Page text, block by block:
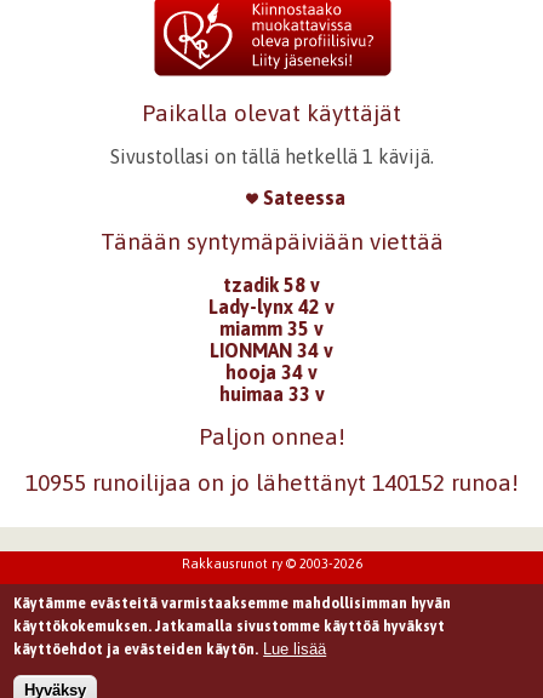
Paikalla olevat käyttäjät
Sivustollasi on tällä hetkellä 1 kävijä.
Sateessa
Tänään syntymäpäiviään viettää
tzadik 58 v
Lady-lynx 42 v
miamm 35 v
LIONMAN 34 v
hooja 34 v
huimaa 33 v
Paljon onnea!
10955 runoilijaa on jo lähettänyt 140152 runoa!
Rakkausrunot ry © 2003-2026
Käytämme evästeitä varmistaaksemme mahdollisimman hyvän
käyttökokemuksen. Jatkamalla sivustomme käyttöä hyväksyt
käyttöehdot ja evästeiden käytön. Lue lisää
Hyväksy